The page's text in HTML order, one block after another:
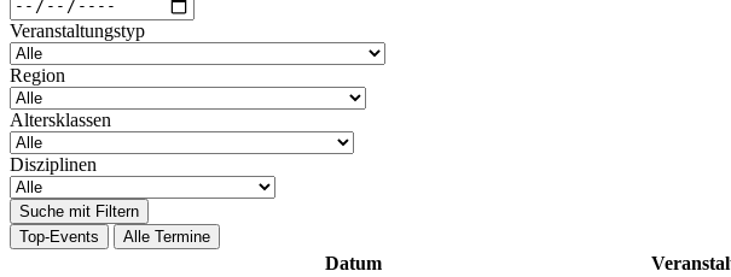
Veranstaltungstyp
Region
Altersklassen
Disziplinen
Suche mit Filtern
Top-Events
Alle Termine
Datum